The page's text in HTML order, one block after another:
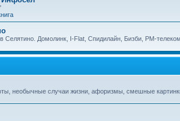
Селятино. Домолинк, I-Flat, Спидилайн, Бизби, РМ-
необычные случаи жизни, афоризмы, смешные